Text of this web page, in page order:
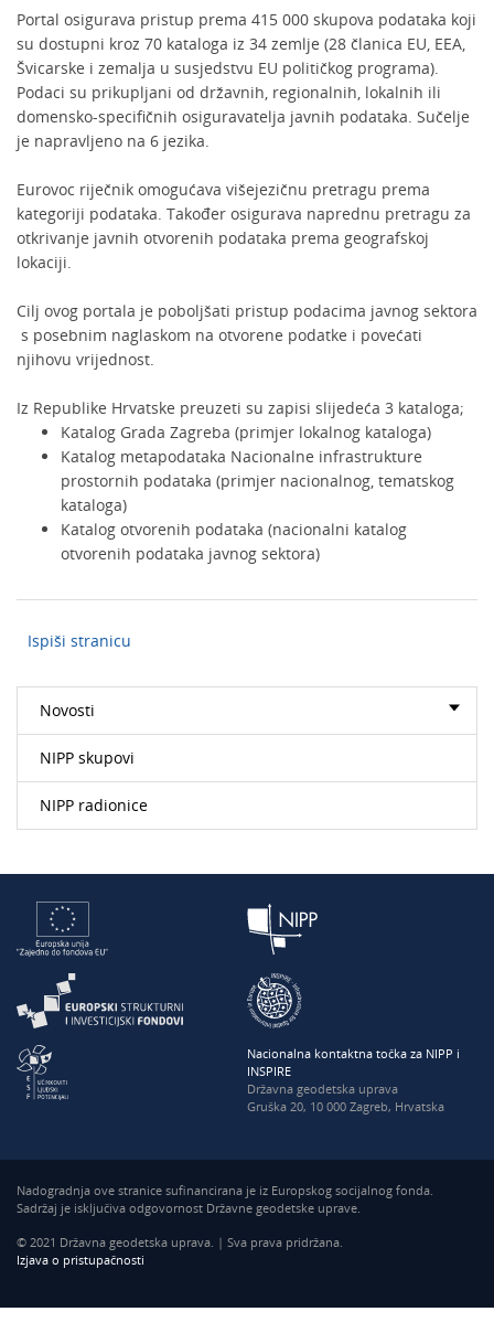
Portal osigurava pristup prema 415 000 skupova podataka koji
su dostupni kroz 70 kataloga iz 34 zemlje (28 članica EU, EEA,
Švicarske i zemalja u susjedstvu EU političkog programa).
Podaci su prikupljani od državnih, regionalnih, lokalnih ili
domensko-specifičnih osiguravatelja javnih podataka. Sučelje
je napravljeno na 6 jezika.
Eurovoc riječnik omogućava višejezičnu pretragu prema
kategoriji podataka. Također osigurava naprednu pretragu za
otkrivanje javnih otvorenih podataka prema geografskoj
lokaciji.
Cilj ovog portala je poboljšati pristup podacima javnog sektora
s posebnim naglaskom na otvorene podatke i povećati
njihovu vrijednost.
Iz Republike Hrvatske preuzeti su zapisi slijedeća 3 kataloga;
Katalog Grada Zagreba (primjer lokalnog kataloga)
Katalog metapodataka Nacionalne infrastrukture
prostornih podataka (primjer nacionalnog, tematskog
kataloga)
Katalog otvorenih podataka (nacionalni katalog
otvorenih podataka javnog sektora)
Ispiši stranicu
Novosti
NIPP skupovi
NIPP radionice
Nacionalna kontaktna točka za NIPP i
INSPIRE
Državna geodetska uprava
Gruška 20, 10 000 Zagreb, Hrvatska
Nadogradnja ove stranice sufinancirana je iz Europskog socijalnog fonda.
Sadržaj je isključiva odgovornost Državne geodetske uprave.
© 2021 Državna geodetska uprava. | Sva prava pridržana.
Izjava o pristupačnosti